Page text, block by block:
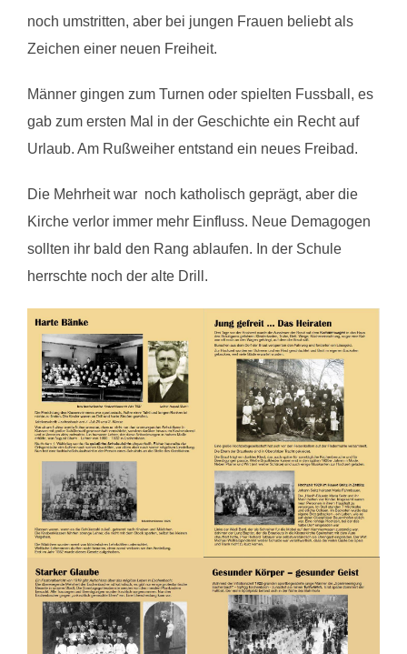
noch umstritten, aber bei jungen Frauen beliebt als
Zeichen einer neuen Freiheit.
Männer gingen zum Turnen oder spielten Fussball, es
gab zum ersten Mal in der Geschichte ein Recht auf
Urlaub. Am Rußweiher entstand ein neues Freibad.
Die Mehrheit war noch katholisch geprägt, aber die
Kirche verlor immer mehr Einfluss. Neue Demagogen
sollten ihr bald den Rang ablaufen. In der Schule
herrschte noch der alte Drill.